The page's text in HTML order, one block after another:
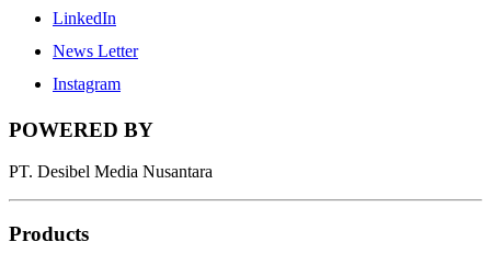
LinkedIn
News Letter
Instagram
POWERED BY
PT. Desibel Media Nusantara
Products